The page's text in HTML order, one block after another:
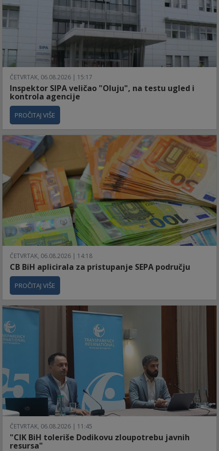
ČETVRTAK, 06.08.2026 | 15:17
Inspektor SIPA veličao "Oluju", na testu ugled i
kontrola agencije
PROČITAJ VIŠE
ČETVRTAK, 06.08.2026 | 14:18
CB BiH aplicirala za pristupanje SEPA području
PROČITAJ VIŠE
ČETVRTAK, 06.08.2026 | 11:45
"CIK BiH toleriše Dodikovu zloupotrebu javnih
resursa"